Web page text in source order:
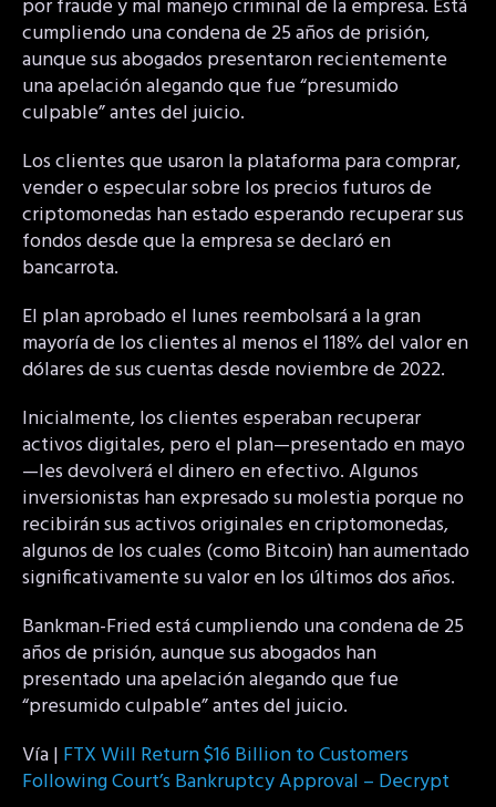
por fraude y mal manejo criminal de la empresa. Está
cumpliendo una condena de 25 años de prisión,
aunque sus abogados presentaron recientemente
una apelación alegando que fue “presumido
culpable” antes del juicio.
Los clientes que usaron la plataforma para comprar,
vender o especular sobre los precios futuros de
criptomonedas han estado esperando recuperar sus
fondos desde que la empresa se declaró en
bancarrota.
El plan aprobado el lunes reembolsará a la gran
mayoría de los clientes al menos el 118% del valor en
dólares de sus cuentas desde noviembre de 2022.
Inicialmente, los clientes esperaban recuperar
activos digitales, pero el plan—presentado en mayo
—les devolverá el dinero en efectivo. Algunos
inversionistas han expresado su molestia porque no
recibirán sus activos originales en criptomonedas,
algunos de los cuales (como Bitcoin) han aumentado
significativamente su valor en los últimos dos años.
Bankman-Fried está cumpliendo una condena de 25
años de prisión, aunque sus abogados han
presentado una apelación alegando que fue
“presumido culpable” antes del juicio.
Vía | FTX Will Return $16 Billion to Customers
Following Court’s Bankruptcy Approval – Decrypt